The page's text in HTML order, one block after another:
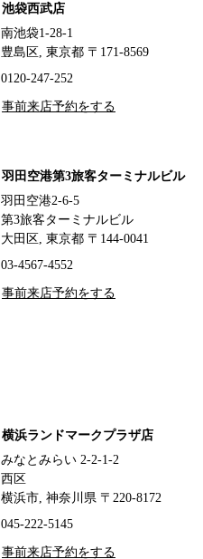
池袋西武店
南池袋1-28-1
豊島区, 東京都 〒171-8569
0120-247-252
事前来店予約をする
羽田空港第3旅客ターミナルビル
羽田空港2-6-5
第3旅客ターミナルビル
大田区, 東京都 〒144-0041
03-4567-4552
事前来店予約をする
横浜ランドマークプラザ店
みなとみらい 2-2-1-2
西区
横浜市, 神奈川県 〒220-8172
045-222-5145
事前来店予約をする